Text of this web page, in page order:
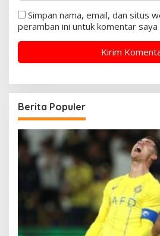
Simpan nama, email, dan situs
peramban ini untuk komentar
Berita Populer